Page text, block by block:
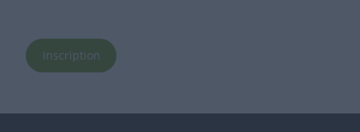
Inscription